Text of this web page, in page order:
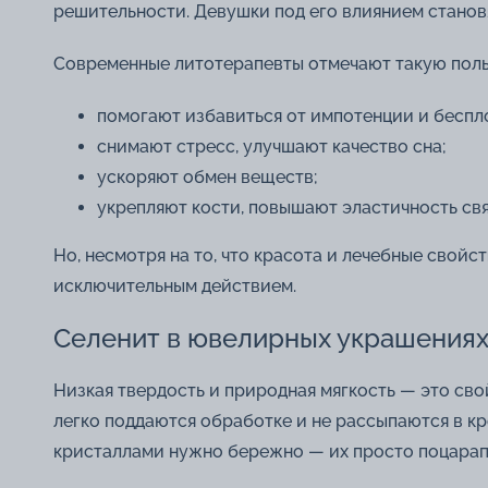
решительности. Девушки под его влиянием
Современные литотерапевты отмечают такую
помогают избавиться от импотенции и
снимают стресс, улучшают качество сна;
ускоряют обмен веществ;
укрепляют кости, повышают эластичность
Но, несмотря на то, что красота и лечебные
исключительным действием.
Селенит в ювелирных
Низкая твердость и природная мягкость — это
легко поддаются обработке и не рассыпаются в
кристаллами нужно бережно — их просто